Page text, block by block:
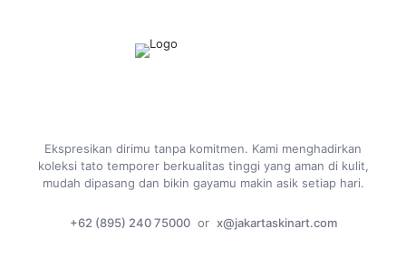
Ekspresikan dirimu tanpa komitmen. Kami menghadirkan
koleksi tato temporer berkualitas tinggi yang aman di kulit,
mudah dipasang dan bikin gayamu makin asik setiap hari.
+62 (895) 240 75000 or x@jakartaskinart.com